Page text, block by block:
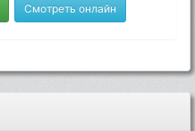
Смотреть онлайн